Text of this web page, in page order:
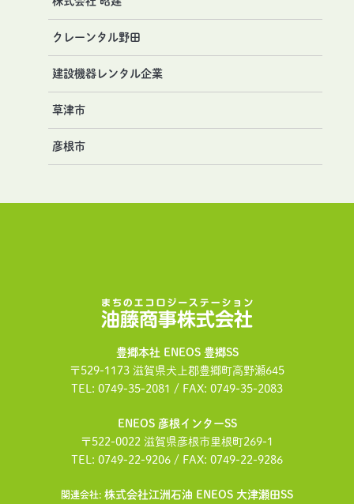
クレーンタル野田
建設機器レンタル企業
草津市
彦根市
豊郷本社 ENEOS 豊郷SS
〒529-1173 滋賀県犬上郡豊郷町高野瀬645
TEL: 0749-35-2081 / FAX: 0749-35-2083
ENEOS 彦根インターSS
〒522-0022 滋賀県彦根市里根町269-1
TEL: 0749-22-9206 / FAX: 0749-22-9286
関連会社: 株式会社江洲石油 ENEOS 大津瀬田SS